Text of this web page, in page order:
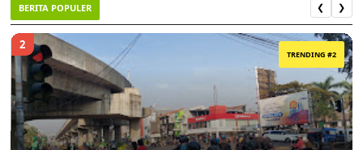
BERITA POPULER ❮ ❯
2
TRENDING #2